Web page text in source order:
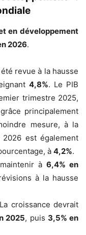
en développement
2026.
revue à la hausse
4,8%. Le PIB
trimestre 2025,
principalement
mesure, à la
2026 est également
à 4,2%.
à 6,4% en
à la hausse
La croissance devrait
2025, puis 3,5% en